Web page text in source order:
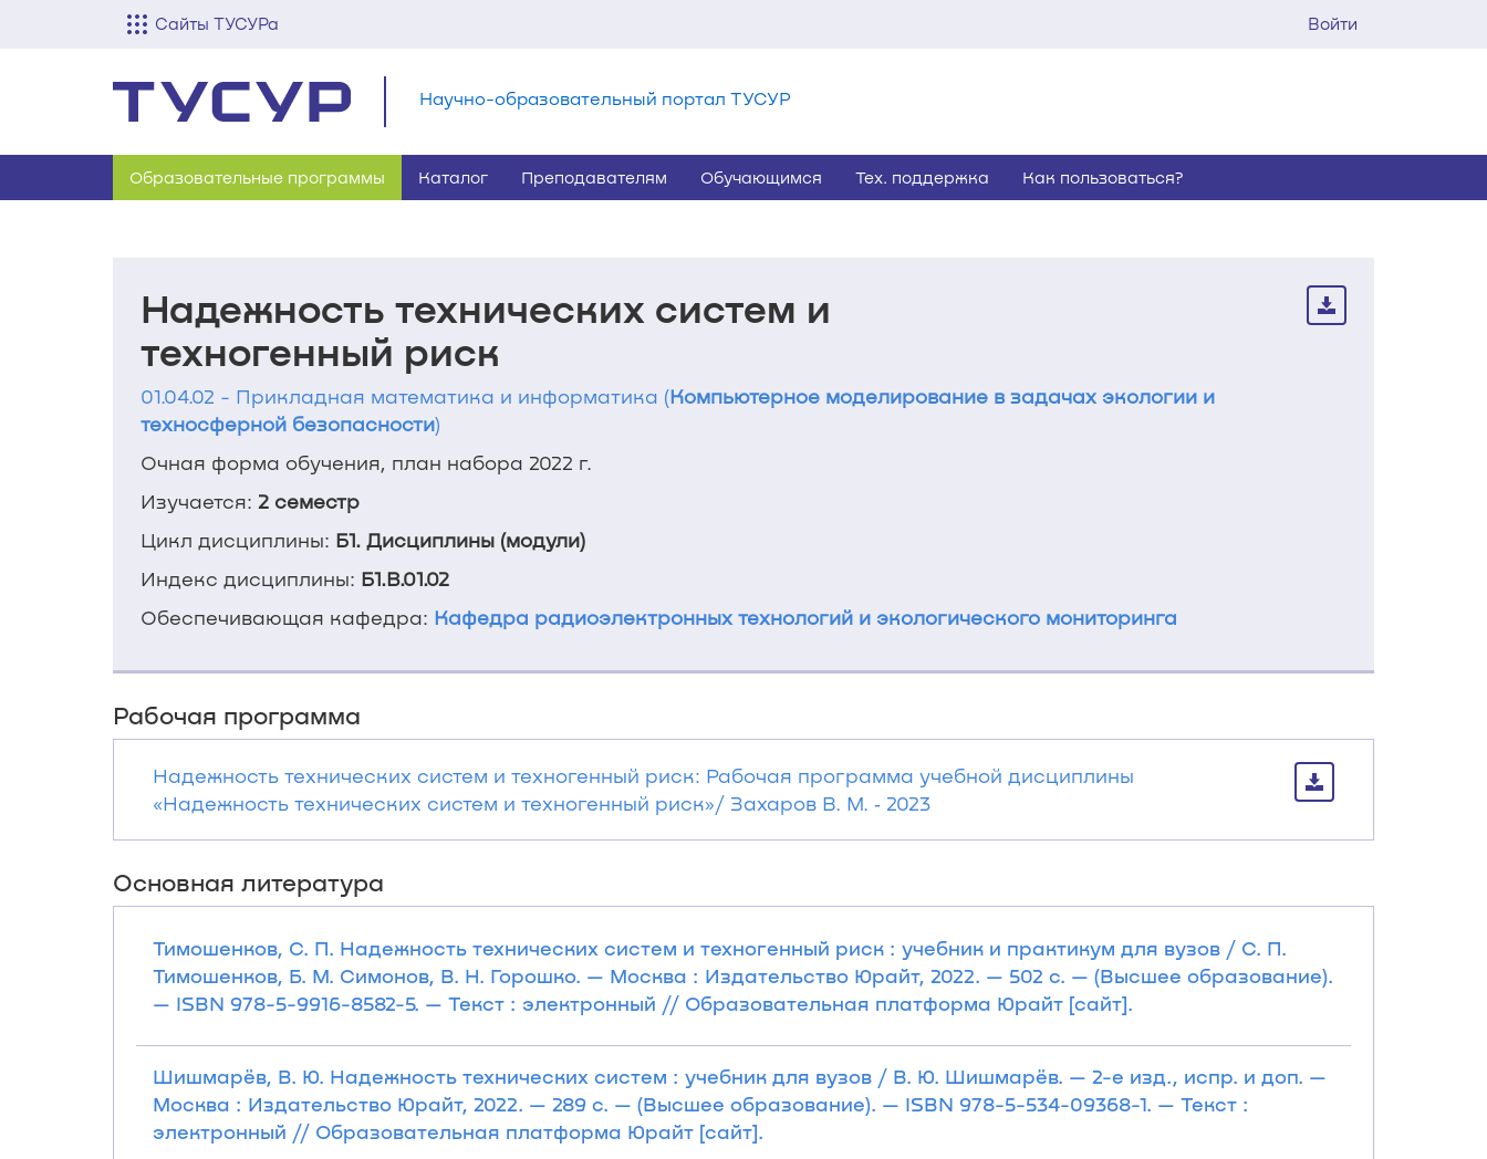
Сайты ТУСУРа Войти
Научно-образовательный портал ТУСУР
Образовательные программы Каталог Преподавателям Обучающимся Тех. поддержка Как пользоваться?
Надежность технических систем и
техногенный риск
01.04.02 - Прикладная математика и информатика (Компьютерное моделирование в задачах экологии и
техносферной безопасности)
Очная форма обучения, план набора 2022 г.
Изучается: 2 семестр
Цикл дисциплины: Б1. Дисциплины (модули)
Индекс дисциплины: Б1.В.01.02
Обеспечивающая кафедра: Кафедра радиоэлектронных технологий и экологического мониторинга
Рабочая программа
Надежность технических систем и техногенный риск: Рабочая программа учебной дисциплины
«Надежность технических систем и техногенный риск»/ Захаров В. М. ‐ 2023
Основная литература
Тимошенков, С. П. Надежность технических систем и техногенный риск : учебник и практикум для вузов / С. П.
Тимошенков, Б. М. Симонов, В. Н. Горошко. — Москва : Издательство Юрайт, 2022. — 502 с. — (Высшее образование).
— ISBN 978-5-9916-8582-5. — Текст : электронный // Образовательная платформа Юрайт [сайт].
Шишмарёв, В. Ю. Надежность технических систем : учебник для вузов / В. Ю. Шишмарёв. — 2-е изд., испр. и доп. —
Москва : Издательство Юрайт, 2022. — 289 с. — (Высшее образование). — ISBN 978-5-534-09368-1. — Текст :
электронный // Образовательная платформа Юрайт [сайт].